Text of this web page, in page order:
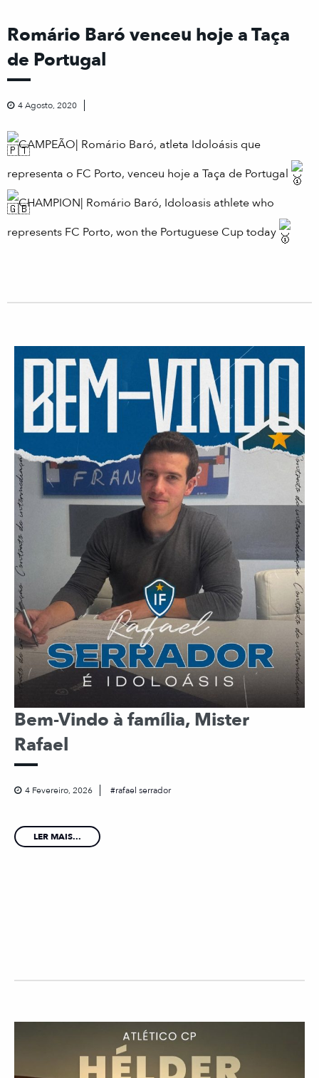
Romário Baró venceu hoje a Taça
de Portugal
4 Agosto, 2020
CAMPEÃO| Romário Baró, atleta Idoloásis que
representa o FC Porto, venceu hoje a Taça de Portugal
CHAMPION| Romário Baró, Idoloasis athlete who
represents FC Porto, won the Portuguese Cup today
Bem-Vindo à família, Mister
Rafael
4 Fevereiro, 2026 rafael serrador
LER MAIS...